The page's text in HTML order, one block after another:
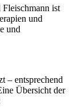
– ent­sprechend
Über­sicht der